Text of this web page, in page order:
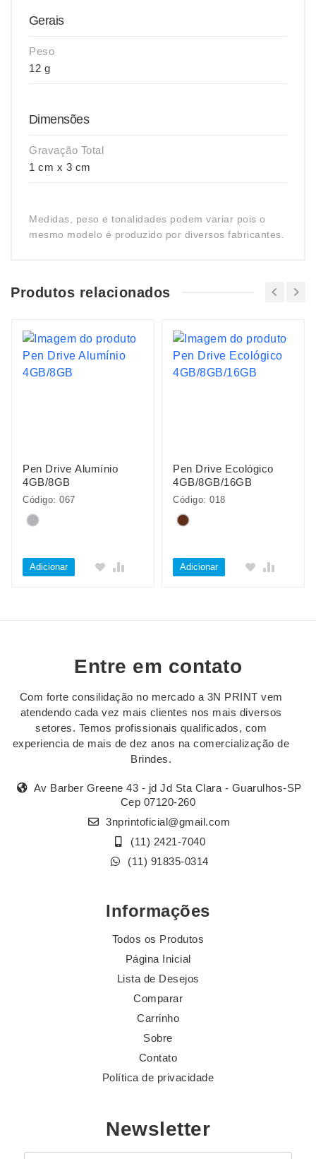
Gerais
Peso
12 g
Dimensões
Gravação Total
1 cm x 3 cm
Medidas, peso e tonalidades podem variar pois o
mesmo modelo é produzido por diversos fabricantes.
Produtos relacionados
Pen Drive Alumínio
4GB/8GB
Código: 067
Adicionar
Pen Drive Ecológico
4GB/8GB/16GB
Código: 018
Adicionar
Entre em contato
Com forte consilidação no mercado a 3N PRINT vem
atendendo cada vez mais clientes nos mais diversos
setores. Temos profissionais qualificados, com
experiencia de mais de dez anos na comercialização de
Brindes.
Av Barber Greene 43 - jd Jd Sta Clara - Guarulhos-SP
Cep 07120-260
3nprintoficial@gmail.com
(11) 2421-7040
(11) 91835-0314
Informações
Todos os Produtos
Página Inicial
Lista de Desejos
Comparar
Carrinho
Sobre
Contato
Política de privacidade
Newsletter